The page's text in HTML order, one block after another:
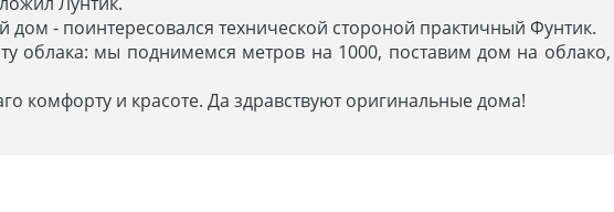
- поинтересовался технической стороной практичный Фунтик.
облака: мы поднимемся метров на 1000, поставим дом на
комфорту и красоте. Да здравствуют оригинальные дома!